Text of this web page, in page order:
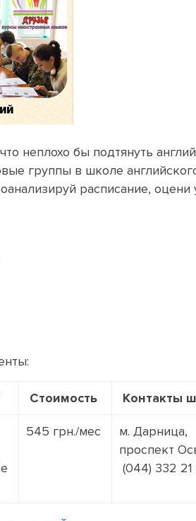
неплохо бы подтянуть
группы в школе
расписание,
Стоимость Контакты
545 грн./мес
м. Дарница,
проспект
(044) 332 21